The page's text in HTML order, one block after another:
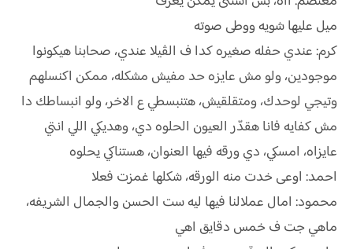
ميل عليها شويه ووطى صوته
كرم: عندي حفله صغيره كدا ف الڤيلا عندي، صحابنا هيكونوا
موجودين، ولو مش عايزه حد مفيش مشكله، ممكن اكنسلهم
وتيجي لوحدك، ومتقلقيش، هتنبسطي ع الاخر، ولو انبساطك دا
مش كفايه فانا هقدّر العيون الحلوه دي، وهديكي اللي انتي
عايزاه، امسكي، دي ورقه فيها العنوان، هستناكي يحلوه
احمد: اوعى خدت منه الورقه، شكلها غمزت فعلا
محمود: امال عملالنا فيها ليه ست الحسن والجمال الشريفه،
ماهي جت ف خمس دقايق اهي